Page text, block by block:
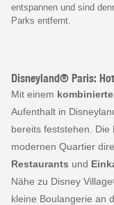
entspannen und sind
Parks entfernt.
Disneyland® Paris:
Mit einem
Aufenthalt in
bereits feststehen. Die
modernen Quartier
Restaurants und
Nähe zu Disney
kleine Boulangerie an